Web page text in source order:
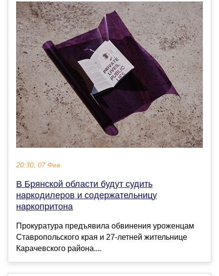
20:30, 07 Фев
В Брянской области будут судить
наркодилеров и содержательницу
наркопритона
Прокуратура предъявила обвинения уроженцам
Ставропольского края и 27-летней жительнице
Карачевского района....